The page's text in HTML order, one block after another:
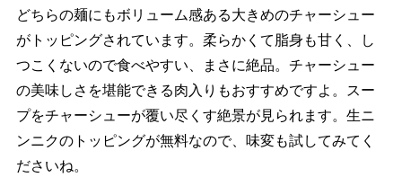
どちらの麺にもボリューム感ある大きめのチャーシュー
がトッピングされています。柔らかくて脂身も甘く、し
つこくないので食べやすい、まさに絶品。チャーシュー
の美味しさを堪能できる肉入りもおすすめですよ。スー
プをチャーシューが覆い尽くす絶景が見られます。生ニ
ンニクのトッピングが無料なので、味変も試してみてく
ださいね。